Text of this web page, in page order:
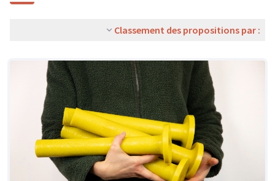
Classement des propositions par :